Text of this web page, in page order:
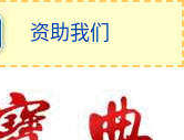
资助我们